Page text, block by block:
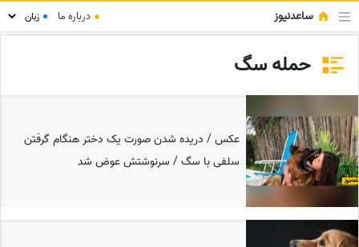
ساعدنیوز ● درباره ما ●
حمله سگ
عکس / دریده شدن صورت یک دختر هنگام گرفتن
سلفی با سگ / سرنوشتش عوض شد